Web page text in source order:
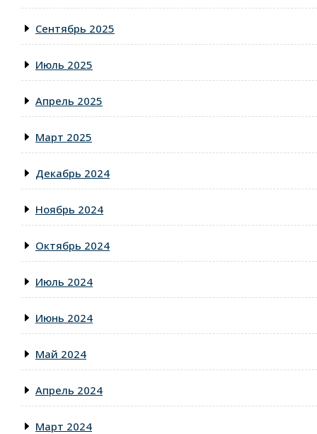
Сентябрь 2025
Июль 2025
Апрель 2025
Март 2025
Декабрь 2024
Ноябрь 2024
Октябрь 2024
Июль 2024
Июнь 2024
Май 2024
Апрель 2024
Март 2024